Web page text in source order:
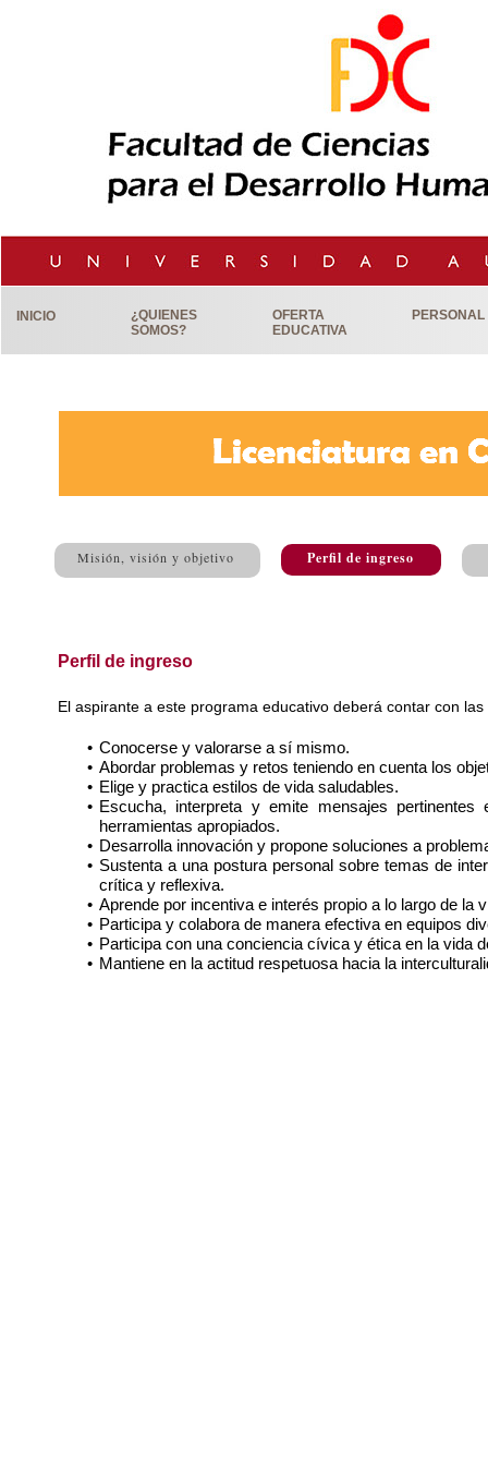
INICIO
¿QUIENES
SOMOS?
OFERTA
EDUCATIVA
PERSONAL
Misión, visión y objetivo Perfil de ingreso
Perfil de ingreso
El aspirante a este programa educativo deberá contar con
Conocerse y valorarse a sí mismo.
Abordar problemas y retos teniendo en cuenta los
Elige y practica estilos de vida saludables.
Escucha, interpreta y emite mensajes
herramientas apropiados.
Desarrolla innovación y propone soluciones a
Sustenta a una postura personal sobre temas de
crítica y reflexiva.
Aprende por incentiva e interés propio a lo largo de la
Participa y colabora de manera efectiva en equipos
Participa con una conciencia cívica y ética en la vida
Mantiene en la actitud respetuosa hacia la